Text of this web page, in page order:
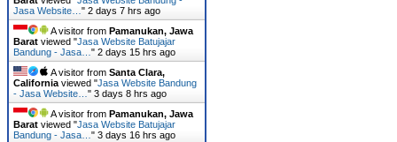
Jasa Website… " 2 days 7 hrs ago
A visitor from Pamanukan, Jawa
Barat viewed "Jasa Website Batujajar
Bandung - Jasa… " 2 days 15 hrs ago
A visitor from Santa Clara,
California viewed "Jasa Website Bandung
- Jasa Website… " 3 days 8 hrs ago
A visitor from Pamanukan, Jawa
Barat viewed "Jasa Website Batujajar
Bandung - Jasa… " 3 days 16 hrs ago